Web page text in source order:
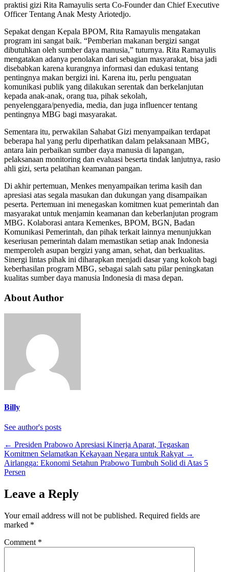
praktisi gizi Rita Ramayulis serta Co-Founder dan Chief Executive
Officer Tentang Anak Mesty Ariotedjo.
Sepakat dengan Kepala BPOM, Rita Ramayulis mengatakan
program ini sangat baik. “Pemberian makanan bergizi sangat
dibutuhkan oleh sumber daya manusia,” tuturnya. Rita Ramayulis
mengatakan adanya penolakan dari sebagian masyarakat, bisa jadi
disebabkan karena kurangnya informasi dan edukasi tentang
pentingnya makan bergizi ini. Karena itu, perlu penguatan
komunikasi publik yang dilakukan serentak dan berkelanjutan
kepada anak-anak, orang tua, pihak sekolah,
penyelenggara/penyedia, media, dan juga influencer tentang
pentingnya MBG bagi masyarakat.
Sementara itu, perwakilan Sahabat Gizi menyampaikan terdapat
beberapa hal yang perlu diperhatikan dalam pelaksanaan MBG,
antara lain perbaikan sumber daya manusia di lapangan,
pelaksanaan monitoring dan evaluasi beserta tindak lanjutnya, rasio
ahli gizi, serta pelatihan keamanan pangan.
Di akhir pertemuan, Menkes menyampaikan terima kasih dan
apresiasi atas segala masukan dan dukungan yang disampaikan
peserta. Pertemuan ini menegaskan komitmen kuat pemerintah dan
masyarakat untuk menjamin keamanan dan keberlanjutan program
MBG. Kolaborasi antara Kemenkes, BPOM, BGN, Badan
Komunikasi Pemerintah, dan pihak terkait lainnya menunjukkan
keseriusan pemerintah dalam memastikan setiap anak Indonesia
memperoleh asupan bergizi yang aman, sehat, dan berkualitas.
Sinergi lintas pihak ini diharapkan menjadi dasar yang kokoh bagi
keberhasilan program MBG, sebagai salah satu pilar peningkatan
kualitas sumber daya manusia Indonesia di masa depan.
About Author
Billy
See author's posts
← Presiden Prabowo Apresiasi Kinerja Aparat, Tegaskan
Komitmen Selamatkan Kekayaan Negara untuk Rakyat →
Airlangga: Ekonomi Setahun Prabowo Tumbuh Solid di Atas 5
Persen
Leave a Reply
Your email address will not be published. Required fields are
marked *
Comment *